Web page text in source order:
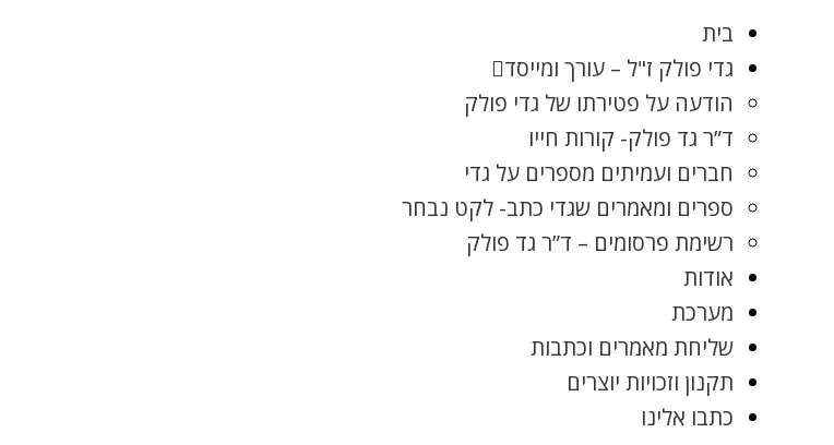
בית
גדי פולק ז"ל – עורך ומייסד
הודעה על פטירתו של גדי פולק
ד”ר גד פולק- קורות חייו
חברים ועמיתים מספרים על גדי
ספרים ומאמרים שגדי כתב- לקט נבחר
רשימת פרסומים – ד”ר גד פולק
אודות
מערכת
שליחת מאמרים וכתבות
תקנון וזכויות יוצרים
כתבו אלינו